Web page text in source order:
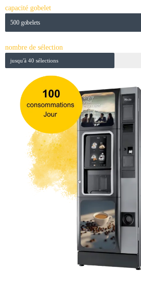
capacité gobelet
500 gobelets
nombre de sélection
jusqu'à 40 sélections